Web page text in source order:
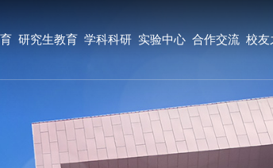
研究生教育 学科科研 实验中心 合作交流 校友